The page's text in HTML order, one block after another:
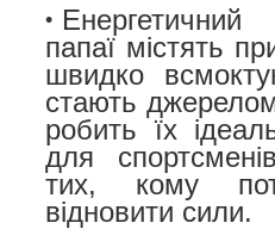
Енергетичний
папаї містять
швидко
стають
робить їх
для
тих, кому
відновити сили.